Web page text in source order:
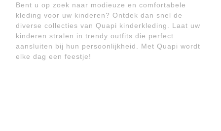
Bent u op zoek naar modieuze en comfortabele
kleding voor uw kinderen? Ontdek dan snel de
diverse collecties van Quapi kinderkleding. Laat uw
kinderen stralen in trendy outfits die perfect
aansluiten bij hun persoonlijkheid. Met Quapi wordt
elke dag een feestje!